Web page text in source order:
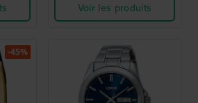
Voir les produits
-45%